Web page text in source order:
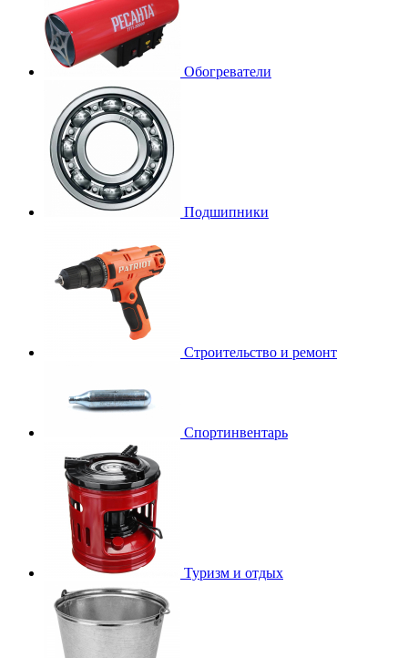
Обогреватели
Подшипники
Строительство и ремонт
Спортинвентарь
Туризм и отдых